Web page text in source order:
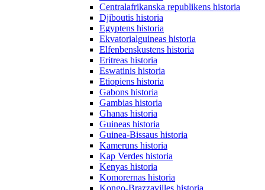
Centralafrikanska republikens historia
Djiboutis historia
Egyptens historia
Ekvatorialguineas historia
Elfenbenskustens historia
Eritreas historia
Eswatinis historia
Etiopiens historia
Gabons historia
Gambias historia
Ghanas historia
Guineas historia
Guinea-Bissaus historia
Kameruns historia
Kap Verdes historia
Kenyas historia
Komorernas historia
Kongo-Brazzavilles historia